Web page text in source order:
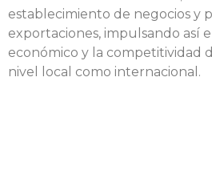
establecimiento de negocios y
exportaciones, impulsando así
económico y la competitividad
nivel local como internacional.